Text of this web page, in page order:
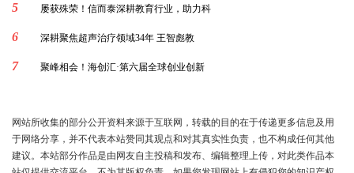
5 屡获殊荣！信而泰深耕教育行业，助力科
6 深耕聚焦超声治疗领域34年 王智彪教
7 聚峰相会！海创汇·第六届全球创业创新
网站所收集的部分公开资料来源于互联网，转载的目的在于传递更多信息及用
于网络分享，并不代表本站赞同其观点和对其真实性负责，也不构成任何其他
建议。本站部分作品是由网友自主投稿和发布、编辑整理上传，对此类作品本